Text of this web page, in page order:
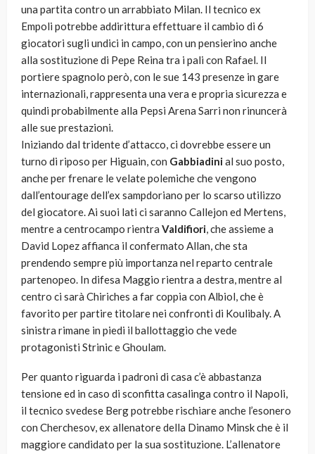
una partita contro un arrabbiato Milan. Il tecnico ex
Empoli potrebbe addirittura effettuare il cambio di 6
giocatori sugli undici in campo, con un pensierino anche
alla sostituzione di Pepe Reina tra i pali con Rafael. Il
portiere spagnolo però, con le sue 143 presenze in gare
internazionali, rappresenta una vera e propria sicurezza e
quindi probabilmente alla Pepsi Arena Sarri non rinuncerà
alle sue prestazioni.
Iniziando dal tridente d’attacco, ci dovrebbe essere un
turno di riposo per Higuain, con Gabbiadinial suo posto,
anche per frenare le velate polemiche che vengono
dall’entourage dell’ex sampdoriano per lo scarso utilizzo
del giocatore. Ai suoi lati ci saranno Callejon ed Mertens,
mentre a centrocampo rientra Valdifiori, che assieme a
David Lopez affianca il confermato Allan, che sta
prendendo sempre più importanza nel reparto centrale
partenopeo. In difesa Maggio rientra a destra, mentre al
centro ci sarà Chiriches a far coppia con Albiol, che è
favorito per partire titolare nei confronti di Koulibaly. A
sinistra rimane in piedi il ballottaggio che vede
protagonisti Strinic e Ghoulam.
Per quanto riguarda i padroni di casa c’è abbastanza
tensione ed in caso di sconfitta casalinga contro il Napoli,
il tecnico svedese Berg potrebbe rischiare anche l’esonero
con Cherchesov, ex allenatore della Dinamo Minsk che è il
maggiore candidato per la sua sostituzione. L’allenatore